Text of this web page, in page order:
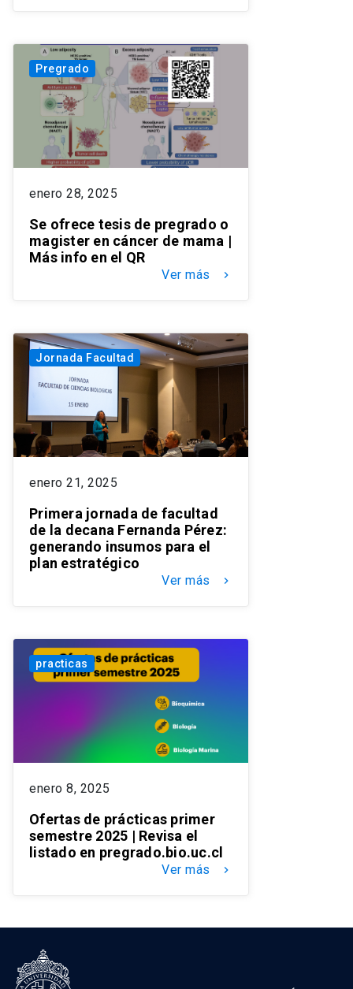
Pregrado
enero 28, 2025
Se ofrece tesis de pregrado o
magister en cáncer de mama |
Más info en el QR
Ver más keyboard_arrow_right
Jornada Facultad
enero 21, 2025
Primera jornada de facultad
de la decana Fernanda Pérez:
generando insumos para el
plan estratégico
Ver más keyboard_arrow_right
practicas
enero 8, 2025
Ofertas de prácticas primer
semestre 2025 | Revisa el
listado en pregrado.bio.uc.cl
Ver más keyboard_arrow_right